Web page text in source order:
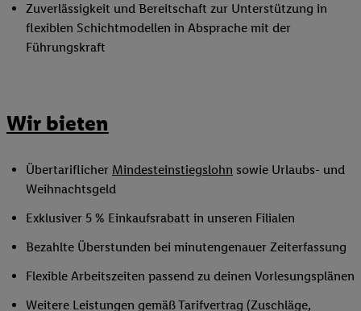
Zuverlässigkeit und Bereitschaft zur Unterstützung in
flexiblen Schichtmodellen in Absprache mit der
Führungskraft
Wir bieten
Übertariflicher Mindesteinstiegslohn sowie Urlaubs- und
Weihnachtsgeld
Exklusiver 5 % Einkaufsrabatt in unseren Filialen
Bezahlte Überstunden bei minutengenauer Zeiterfassung
Flexible Arbeitszeiten passend zu deinen Vorlesungsplänen
Weitere Leistungen gemäß Tarifvertrag (Zuschläge,